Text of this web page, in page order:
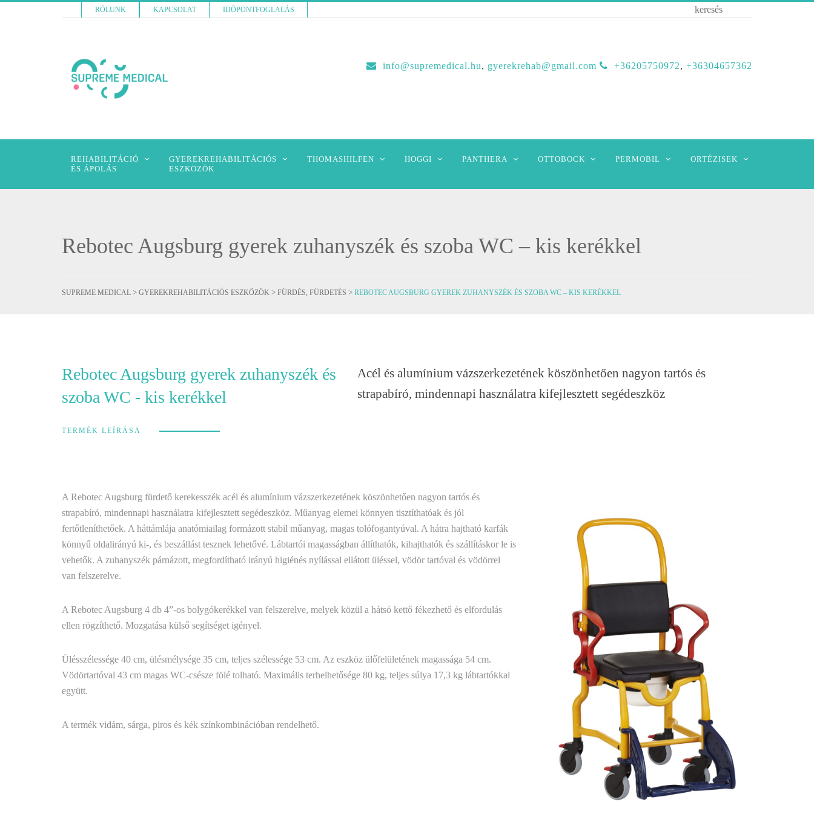
RÓLUNK KAPCSOLAT IDŐPONTFOGLALÁS
info@supremedical.hu, gyerekrehab@gmail.com +36205750972, +36304657362
REHABILITÁCIÓ
ÉS ÁPOLÁS
GYEREKREHABILITÁCIÓS
ESZKÖZÖK
THOMASHILFEN HOGGI PANTHERA OTTOBOCK PERMOBIL ORTÉZISEK
Rebotec Augsburg gyerek zuhanyszék és szoba WC – kis kerékkel
SUPREME MEDICAL > GYEREKREHABILITÁCIÓS ESZKÖZÖK > FÜRDÉS, FÜRDETÉS > REBOTEC AUGSBURG GYEREK ZUHANYSZÉK ÉS SZOBA WC – KIS KERÉKKEL
Rebotec Augsburg gyerek zuhanyszék és
szoba WC - kis kerékkel
TERMÉK LEÍRÁSA
Acél és alumínium vázszerkezetének köszönhetően nagyon tartós és
strapabíró, mindennapi használatra kifejlesztett segédeszköz
A Rebotec Augsburg fürdető kerekesszék acél és alumínium vázszerkezetének köszönhetően nagyon tartós és
strapabíró, mindennapi használatra kifejlesztett segédeszköz. Műanyag elemei könnyen tisztíthatóak és jól
fertőtleníthetőek. A háttámlája anatómiailag formázott stabil műanyag, magas tolófogantyúval. A hátra hajtható karfák
könnyű oldalirányú ki-, és beszállást tesznek lehetővé. Lábtartói magasságban állíthatók, kihajthatók és szállításkor le is
vehetők. A zuhanyszék párnázott, megfordítható irányú higiénés nyílással ellátott üléssel, vödör tartóval és vödörrel
van felszerelve.
A Rebotec Augsburg 4 db 4”-os bolygókerékkel van felszerelve, melyek közül a hátsó kettő fékezhető és elfordulás
ellen rögzíthető. Mozgatása külső segítséget igényel.
Ülésszélessége 40 cm, ülésmélysége 35 cm, teljes szélessége 53 cm. Az eszköz ülőfelületének magassága 54 cm.
Vödörtartóval 43 cm magas WC-csésze fölé tolható. Maximális terhelhetősége 80 kg, teljes súlya 17,3 kg lábtartókkal
együtt.
A termék vidám, sárga, piros és kék színkombinációban rendelhető.